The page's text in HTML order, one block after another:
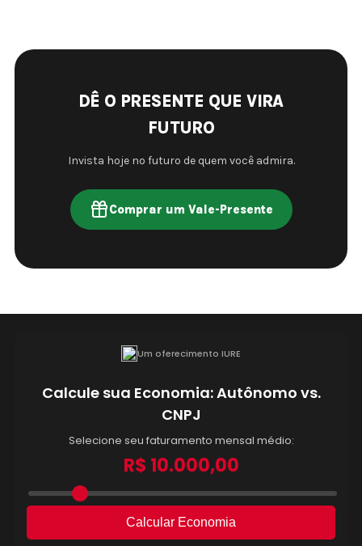
DÊ O PRESENTE QUE VIRA
FUTURO
Invista hoje no futuro de quem você admira.
Comprar um Vale-Presente